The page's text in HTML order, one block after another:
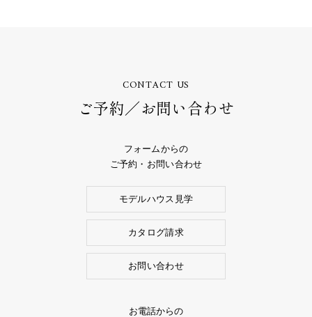
CONTACT US
ご予約／お問い合わせ
フォームからの
ご予約・お問い合わせ
モデルハウス見学
カタログ請求
お問い合わせ
お電話からの